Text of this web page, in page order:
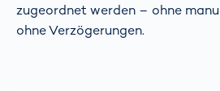
zugeordnet werden – ohne
ohne Verzögerungen.